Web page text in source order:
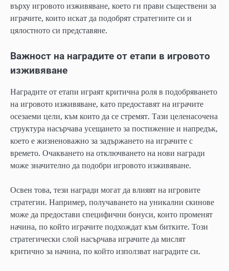
върху игровото изживяване, което ги прави съществени за
играчите, които искат да подобрят стратегиите си и
цялостното си представяне.
Важност на наградите от етапи в игровото
изживяване
Наградите от етапи играят критична роля в подобряването
на игровото изживяване, като предоставят на играчите
осезаеми цели, към които да се стремят. Тази целенасочена
структура насърчава усещането за постижение и напредък,
което е жизненоважно за задържането на играчите с
времето. Очакването на отключването на нови награди
може значително да подобри игровото изживяване.
Освен това, тези награди могат да влияят на игровите
стратегии. Например, получаването на уникални скинове
може да предостави специфични бонуси, които променят
начина, по който играчите подхождат към битките. Този
стратегически слой насърчава играчите да мислят
критично за начина, по който използват наградите си.